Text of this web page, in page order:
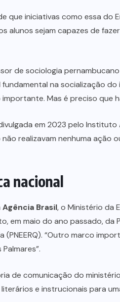
que iniciativas como essa do
alunos sejam capazes de
de sociologia
na socialização
importante. Mas é preciso que
em 2023 pelo
realizavam nenhuma ação
nacional
Agência Brasil, o Ministério da
em maio do ano passado, da
(PNEERQ). “Outro marco
de comunicação do
e instrucionais para